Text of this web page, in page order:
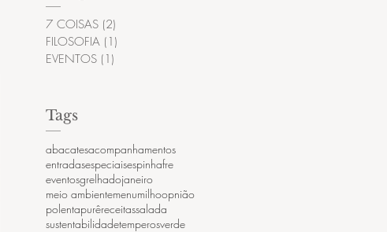
7 COISAS (2)
FILOSOFIA (1)
EVENTOS (1)
Tags
abacatesacompanhamentos
entradasespeciaisespinhafre
eventosgrelhadojaneiro
meio ambientemenumilhoopnião
polentapurêreceitassalada
sustentabilidadetemperosverde